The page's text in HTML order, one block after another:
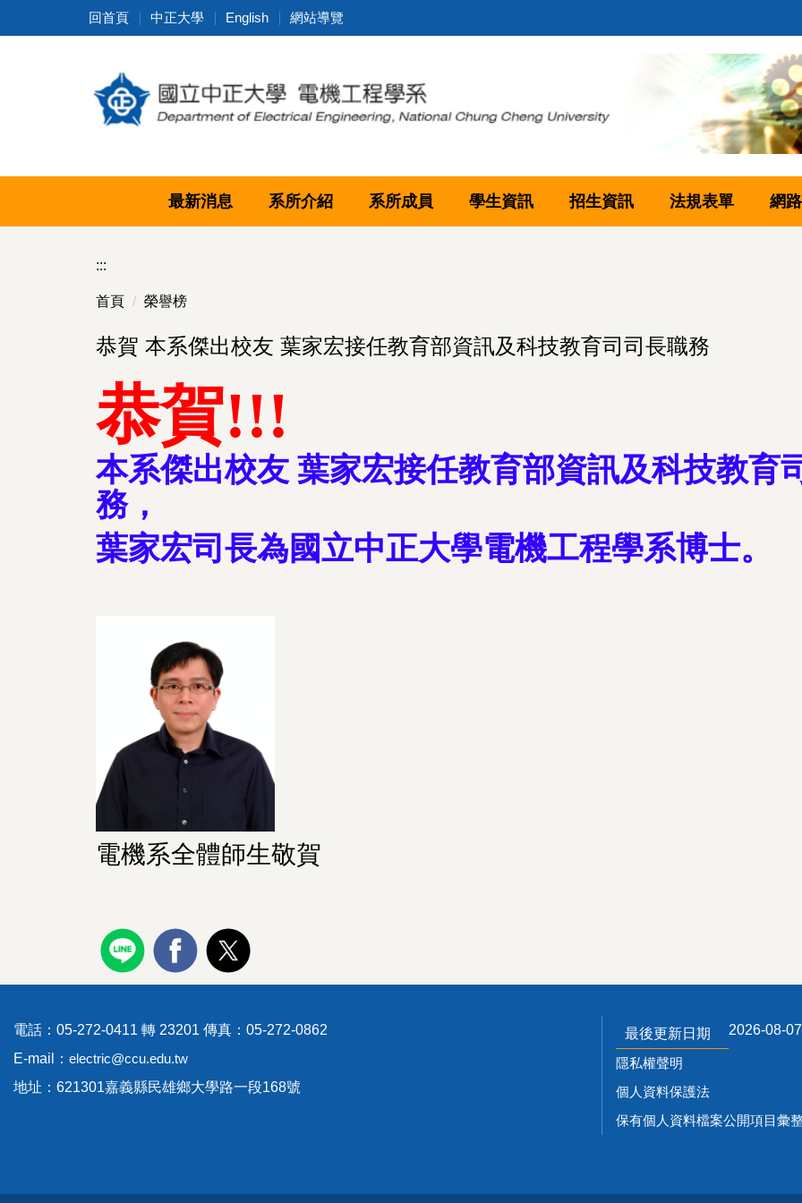
到
回首頁 中正大學 English 網站導覽
最新消息 系所介紹 系所成員 學生資訊 招生資訊 法規表單 網
:::
首頁 榮譽榜
恭賀 本系傑出校友 葉家宏接任教育部資訊及科技教育司司長職務
恭賀!!!
本系傑出校友 葉家宏接任教育部資訊及科技教育
務，
葉家宏司長為國立中正大學電機工程學系博士。
電機系全體師生敬賀
電話：05-272-0411 轉 23201 傳真：05-272-0862
E-mail： electric@ccu.edu.tw
地址：621301嘉義縣民雄鄉大學路一段168號
最後更新日期 2026-08-07
隱私權聲明
個人資料保護法
保有個人資料檔案公開項目彙